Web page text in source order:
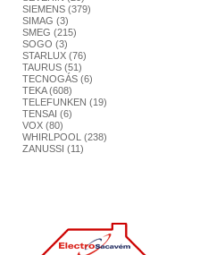
SIEMENS (379)
SIMAG (3)
SMEG (215)
SOGO (3)
STARLUX (76)
TAURUS (51)
TECNOGÁS (6)
TEKA (608)
TELEFUNKEN (19)
TENSAI (6)
VOX (80)
WHIRLPOOL (238)
ZANUSSI (11)